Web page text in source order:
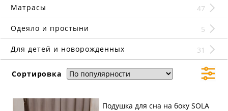
Матрасы 47
Одеяло и простыни 5
Для детей и новорожденных 31
Сортировка
Подушка для сна на боку SOLA